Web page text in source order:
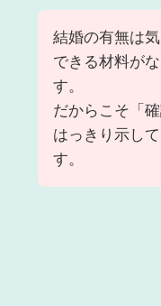
結婚の有無は
できる材料が
す。
だからこそ「
はっきり示し
す。